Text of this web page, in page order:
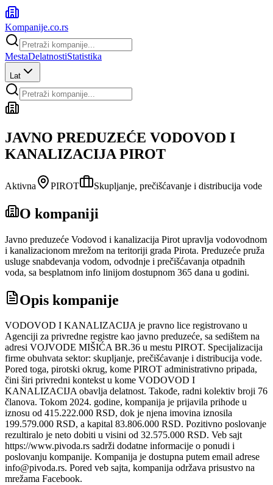
Kompanije.co.rs
MestaDelatnostiStatistika
Lat
JAVNO PREDUZEĆE VODOVOD I
KANALIZACIJA PIROT
Aktivna PIROT Skupljanje, prečišćavanje i distribucija vode
O kompaniji
Javno preduzeće Vodovod i kanalizacija Pirot upravlja vodovodnom
i kanalizacionom mrežom na teritoriji grada Pirota. Preduzeće pruža
usluge snabdevanja vodom, odvodnje i prečišćavanja otpadnih
voda, sa besplatnom info linijom dostupnom 365 dana u godini.
Opis kompanije
VODOVOD I KANALIZACIJA je pravno lice registrovano u
Agenciji za privredne registre kao javno preduzeće, sa sedištem na
adresi VOJVODE MIŠIĆA BR.36 u mestu PIROT. Specijalizacija
firme obuhvata sektor: skupljanje, prečišćavanje i distribucija vode.
Pored toga, pirotski okrug, kome PIROT administrativno pripada,
čini širi privredni kontekst u kome VODOVOD I
KANALIZACIJA obavlja delatnost. Takođe, radni kolektiv broji 76
članova. Tokom 2024. godine, kompanija je prijavila prihode u
iznosu od 415.222.000 RSD, dok je njena imovina iznosila
199.579.000 RSD, a kapital 83.806.000 RSD. Pozitivno poslovanje
rezultiralo je neto dobiti u visini od 32.575.000 RSD. Veb sajt
https://www.pivoda.rs sadrži dodatne informacije o ponudi i
poslovanju kompanije. Kompanija je dostupna putem email adrese
info@pivoda.rs. Pored veb sajta, kompanija održava prisustvo na
mrežama Facebook.